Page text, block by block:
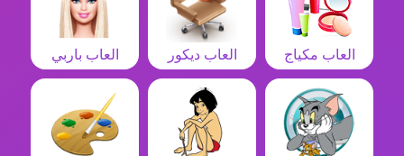
العاب مكياج العاب ديكور العاب باربي